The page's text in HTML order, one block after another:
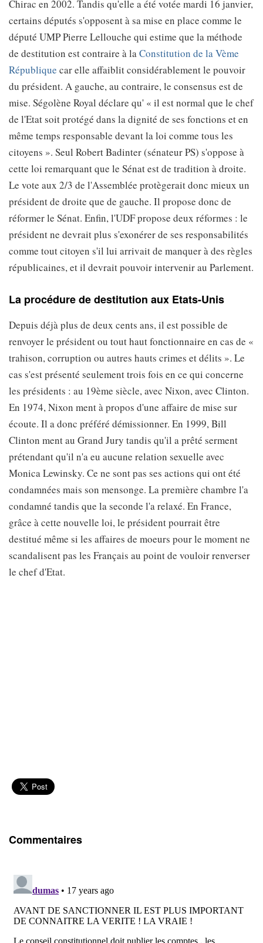
Chirac en 2002. Tandis qu'elle a été votée mardi 16 janvier,
certains députés s'opposent à sa mise en place comme le
député UMP Pierre Lellouche qui estime que la méthode
de destitution est contraire à laConstitution de la Vème
République car elle affaiblit considérablement le pouvoir
du président. A gauche, au contraire, le consensus est de
mise. Ségolène Royal déclare qu' « il est normal que le chef
de l'Etat soit protégé dans la dignité de ses fonctions et en
même temps responsable devant la loi comme tous les
citoyens ». Seul Robert Badinter (sénateur PS) s'oppose à
cette loi remarquant que le Sénat est de tradition à droite.
Le vote aux 2/3 de l'Assemblée protègerait donc mieux un
président de droite que de gauche. Il propose donc de
réformer le Sénat. Enfin, l'UDF propose deux réformes : le
président ne devrait plus s'exonérer de ses responsabilités
comme tout citoyen s'il lui arrivait de manquer à des règles
républicaines, et il devrait pouvoir intervenir au Parlement.
La procédure de destitution aux Etats-Unis
Depuis déjà plus de deux cents ans, il est possible de
renvoyer le président ou tout haut fonctionnaire en cas de «
trahison, corruption ou autres hauts crimes et délits ». Le
cas s'est présenté seulement trois fois en ce qui concerne
les présidents : au 19ème siècle, avec Nixon, avec Clinton.
En 1974, Nixon ment à propos d'une affaire de mise sur
écoute. Il a donc préféré démissionner. En 1999, Bill
Clinton ment au Grand Jury tandis qu'il a prêté serment
prétendant qu'il n'a eu aucune relation sexuelle avec
Monica Lewinsky. Ce ne sont pas ses actions qui ont été
condamnées mais son mensonge. La première chambre l'a
condamné tandis que la seconde l'a relaxé. En France,
grâce à cette nouvelle loi, le président pourrait être
destitué même si les affaires de moeurs pour le moment ne
scandalisent pas les Français au point de vouloir renverser
le chef d'Etat.
Commentaires